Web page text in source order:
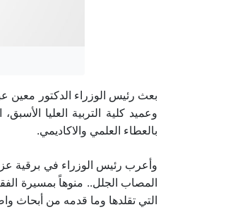
بعث رئيس الوزراء الدكتور معين
وعميد كلية التربية العليا
بالعطاء العلمي والاكاديمي.
وأعرب رئيس الوزراء في برقية
المصاب الجلل.. منوهاً بمسيرة
التي تقلدها وما قدمه من أبحاث